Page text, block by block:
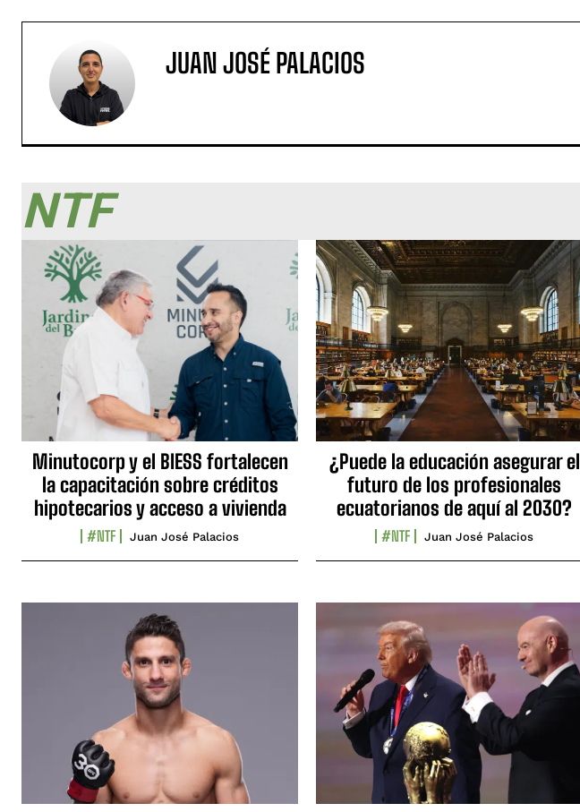
JUAN JOSÉ PALACIOS
NTF
Minutocorp y el BIESS fortalecen
la capacitación sobre créditos
hipotecarios y acceso a vivienda
#NTF Juan José Palacios
¿Puede la educación asegurar el
futuro de los profesionales
ecuatorianos de aquí al 2030?
#NTF Juan José Palacios